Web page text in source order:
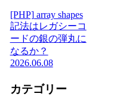
[PHP] array shapes
記法はレガシーコ
ードの銀の弾丸に
なるか？
2026.06.08
カテゴリー